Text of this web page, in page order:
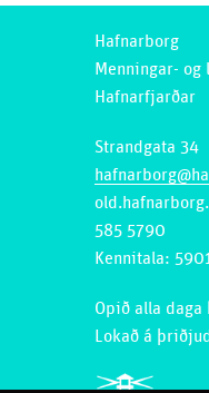
Hafnarborg
Menningar- og
Hafnarfjarðar
Strandgata 34
585 5790
Kennitala:
Opið alla daga
Lokað á